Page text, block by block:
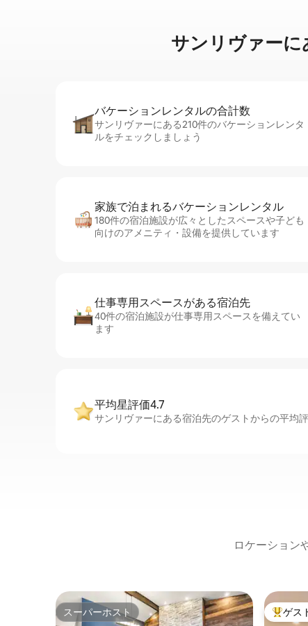
サンリヴァー
バケーションレ⁠ン⁠タ⁠ル⁠の合⁠計⁠数
サンリヴァーにある210件のバケーションレンタ
ルをチェックしましょう
家族で泊まれるバ⁠ケ⁠ー⁠シ⁠ョ⁠ンレ⁠ン⁠タ⁠ル
180件の宿泊施設が広々としたスペースや子ども
向けのアメニティ・設備を提供しています
仕事専用ス⁠ペ⁠ー⁠スがあ⁠る宿⁠泊⁠先
40件の宿泊施設が仕事専用スペースを備えてい
ます
平均星評価4.7
サンリヴァーにある宿泊先のゲストからの平均
ロケーション
スーパーホスト
スーパーホスト 大好評
ゲス